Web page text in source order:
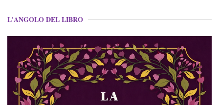
L'ANGOLO DEL LIBRO